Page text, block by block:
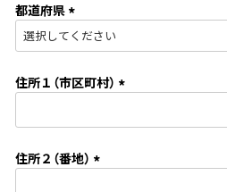
)
都道府県
(
必
)
住所１（市区町村）
必
住所２（番地）